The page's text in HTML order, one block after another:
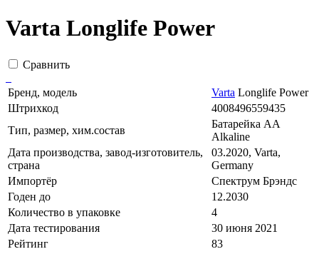
Varta Longlife Power
Сравнить
Бренд, модель Varta Longlife Power
Штрихкод
4008496559435
Тип, размер, хим.состав
Батарейка AA
Alkaline
Дата производства, завод-изготовитель,
страна
03.2020, Varta,
Germany
Импортёр
Спектрум Брэндс
Годен до
12.2030
Количество в упаковке
4
Дата тестирования
30 июня 2021
Рейтинг
83